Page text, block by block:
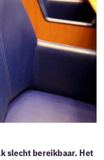
slecht bereikbaar. Het